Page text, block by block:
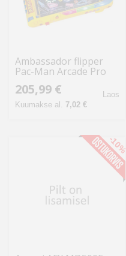
Ambassador flipper
Pac-Man Arcade Pro
205,99 €
Kuumakse al. 7,02 €
Laos
-10%